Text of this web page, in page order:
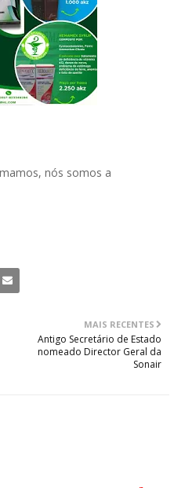
nós somos a
MAIS RECENTES
Antigo Secretário de Estado
nomeado Director Geral da
Sonair